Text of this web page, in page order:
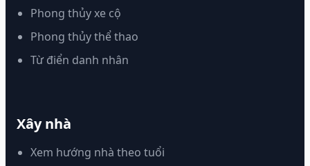
Phong thủy xe cộ
Phong thủy thể thao
Từ điển danh nhân
Xây nhà
Xem hướng nhà theo tuổi